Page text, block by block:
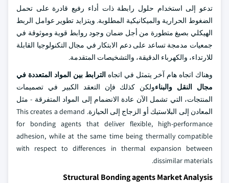
تدعو إلى استخدام حلول رابطة ذات أداء رفيع قادرة على تحمل
الضغوط الحرارية والميكانيكية المطلوبة. ويتزايد تطوير عوامل الربط
الهيكلي بصيغ متطورة من أجل ضمان وجود روابط قوية وموثوقة في
جمعيات مدمجة تساعد على دعم الابتكار في مجال التكنولوجيا القابلة
للارتداء، والكهرباء الدقيقة، والتشخيصات المتقدمة.
وهناك اتجاه هام آخر يتمثل في اتجاه الترابط بين المواد المتعددة في
مجال النقل والبناءولكن كذلك فإن التعقد الكبير في تصميمات
المنتجات، التي تشمل الآن عادة الانضمام إلى المواد المتفرقة - مثل
المعادن إلى البلاستيك أو الزجاج إلى الحيازة. This creates a demand
for bonding agents that deliver flexible, high-performance
adhesion, while at the same time being thermally compatible
with respect to differences in thermal expansion between
dissimilar materials.
Structural Bonding agents Market Analysis